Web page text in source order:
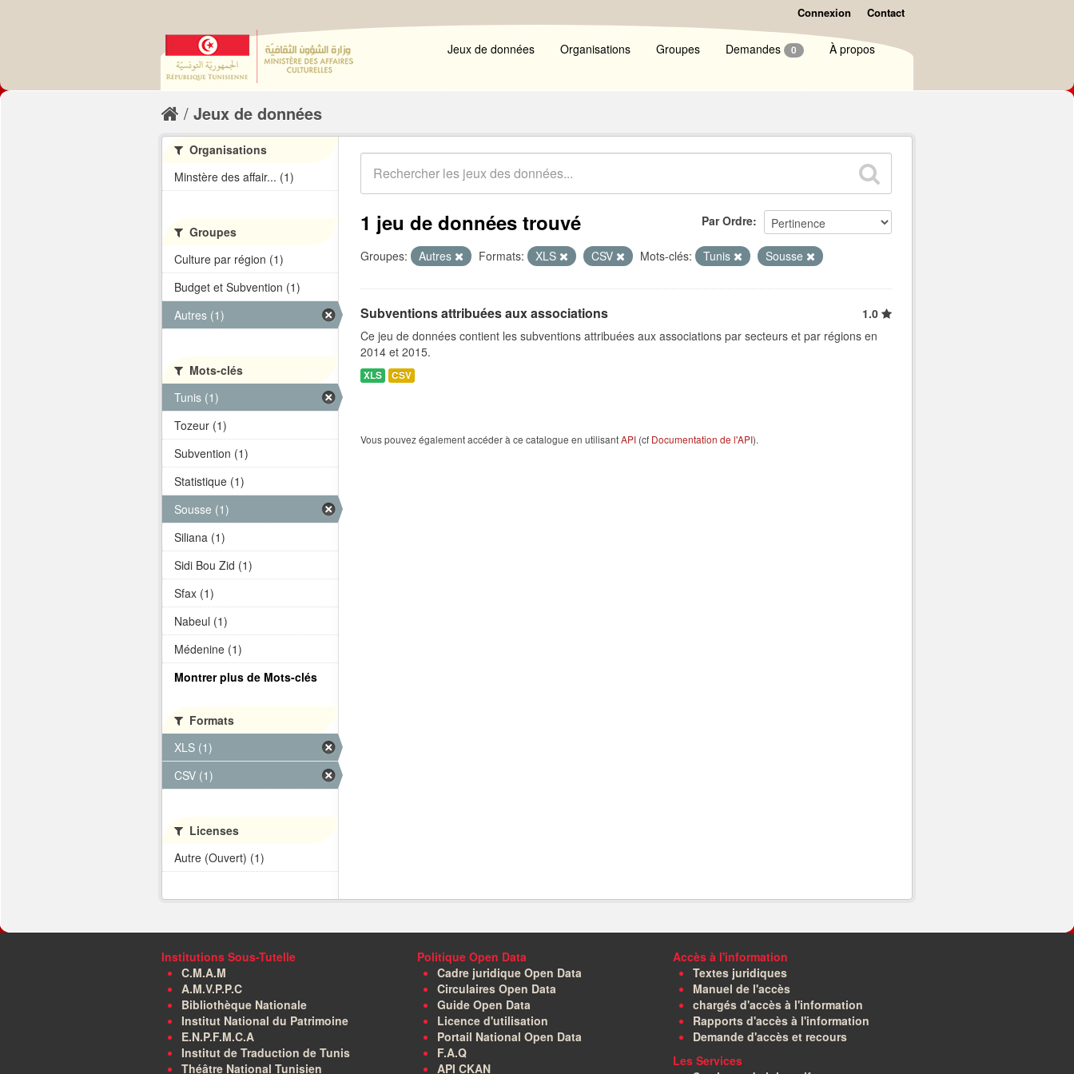
Connexion Contact
Jeux de données Organisations Groupes Demandes 0 À propos
Jeux de données
Par Ordre
1 jeu de données trouvé
Groupes: Autres Formats: XLS CSV Mots-clés: Tunis Sousse
Subventions attribuées aux associations
1.0
Ce jeu de données contient les subventions attribuées aux associations par secteurs et par régions en
2014 et 2015.
XLS CSV
Vous pouvez également accéder à ce catalogue en utilisantAPI (cf Documentation de l'API).
Organisations
Minstère des affair... (1)
Groupes
Culture par région (1)
Budget et Subvention (1)
Autres (1)
Mots-clés
Tunis (1)
Tozeur (1)
Subvention (1)
Statistique (1)
Sousse (1)
Siliana (1)
Sidi Bou Zid (1)
Sfax (1)
Nabeul (1)
Médenine (1)
Montrer plus de Mots-clés
Formats
XLS (1)
CSV (1)
Licenses
Autre (Ouvert) (1)
Institutions Sous-Tutelle
C.M.A.M
A.M.V.P.P.C
Bibliothèque Nationale
Institut National du Patrimoine
E.N.P.F.M.C.A
Institut de Traduction de Tunis
Théâtre National Tunisien
Politique Open Data
Cadre juridique Open Data
Circulaires Open Data
Guide Open Data
Licence d'utilisation
Portail National Open Data
F.A.Q
API CKAN
Accès à l'information
Textes juridiques
Manuel de l'accès
chargés d'accès à l'information
Rapports d'accès à l'information
Demande d'accès et recours
Les Services